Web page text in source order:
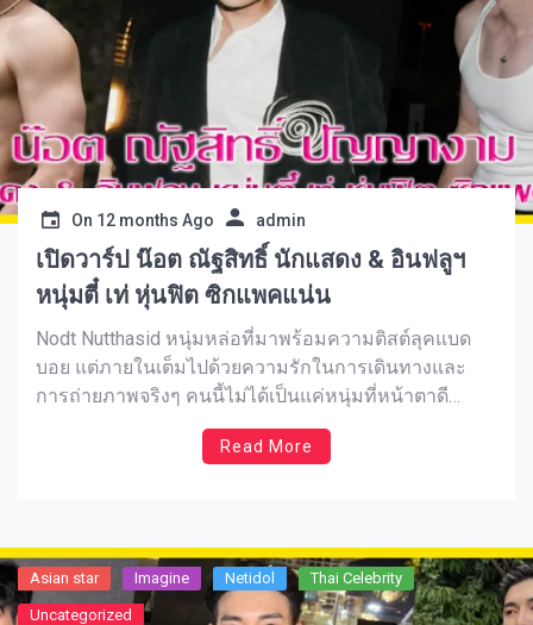
On 12 months Ago admin
เปิดวาร์ป น๊อต ณัฐสิทธิ์ นักแสดง & อินฟลูฯ
หนุ่มตี๋ เท่ หุ่นฟิต ซิกแพคแน่น
Nodt Nutthasid หนุ่มหล่อที่มาพร้อมความติสต์ลุคแบด
บอย แต่ภายในเต็มไปด้วยความรักในการเดินทางและ
การถ่ายภาพจริงๆ คนนี้ไม่ได้เป็นแค่หนุ่มที่หน้าตาดี
เท่านั้น แต่ยังมีความสามารถที่ทำให้ น๊อต ณัฐสิทธิ์
ปัญญางาม กลายเป็นที่รู้จักอย่างรวดเร็ว โดยเฉพาะการ
ต่างๆ ที่สร้างแรงบันดาลใจให้กับหลายคน อยากรู้จักเขา
มากขึ้นไหม? มาติดตามเรื่องราวชีวิตของเขากันเลย
Read More
Asian star Imagine​ Netidol Thai Celebrity
Uncategorized